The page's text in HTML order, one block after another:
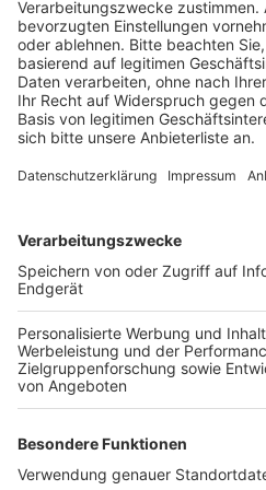
ein.
Veröffentlicht:Montag,
Anzeige
um das Barock-Schloss
werden Fachleute vorstellen,
gemacht worden ist und was
können die Besucher die
„Zukunftsensemble Schloss
studieren. Ab 18 Uhr wird
vorgestellt und diskutiert..
Anzeige